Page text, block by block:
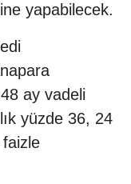
yapabilecek.
ay vadeli
yüzde 36, 24
faizle